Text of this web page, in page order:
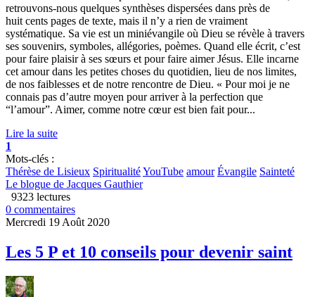
retrouvons-nous quelques synthèses dispersées dans près de
huit cents pages de texte, mais il n’y a rien de vraiment
systématique. Sa vie est un miniévangile où Dieu se révèle à travers
ses souvenirs, symboles, allégories, poèmes. Quand elle écrit, c’est
pour faire plaisir à ses sœurs et pour faire aimer Jésus. Elle incarne
cet amour dans les petites choses du quotidien, lieu de nos limites,
de nos faiblesses et de notre rencontre de Dieu. « Pour moi je ne
connais pas d’autre moyen pour arriver à la perfection que
“l’amour”. Aimer, comme notre cœur est bien fait pour...
Lire la suite
1
Mots-clés :
Thérèse de Lisieux SpiritualitéYouTube amour Évangile Sainteté
Le blogue de Jacques Gauthier
9323 lectures
0 commentaires
Mercredi 19 Août 2020
Les 5 P et 10 conseils pour devenir saint